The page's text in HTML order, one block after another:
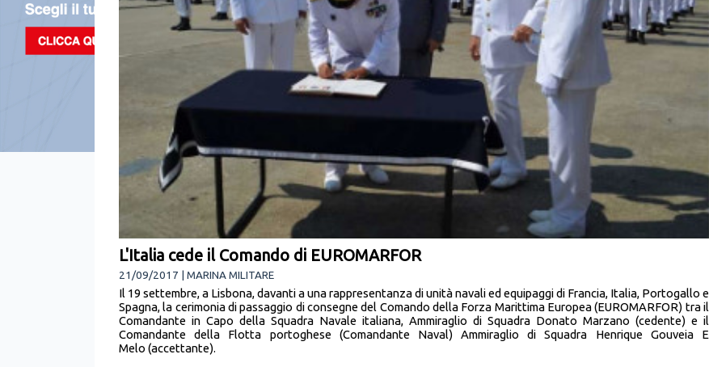
L'Italia cede il Comando di EUROMARFOR
21/09/2017 | MARINA MILITARE
Il 19 settembre, a Lisbona, davanti a una rappresentanza di unità navali ed equipaggi di Francia, Italia, Portogallo e
Spagna, la cerimonia di passaggio di consegne del Comando della Forza Marittima Europea (EUROMARFOR) tra il
Comandante in Capo della Squadra Navale italiana, Ammiraglio di Squadra Donato Marzano (cedente) e il
Comandante della Flotta portoghese (Comandante Naval) Ammiraglio di Squadra Henrique Gouveia E
Melo (accettante).